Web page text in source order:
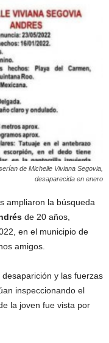
de Michelle Viviana Segovia,
desaparecida en enero
ampliaron la búsqueda
de 20 años,
en el municipio de
amigos.
y las fuerzas
inspeccionando el
la joven fue vista por